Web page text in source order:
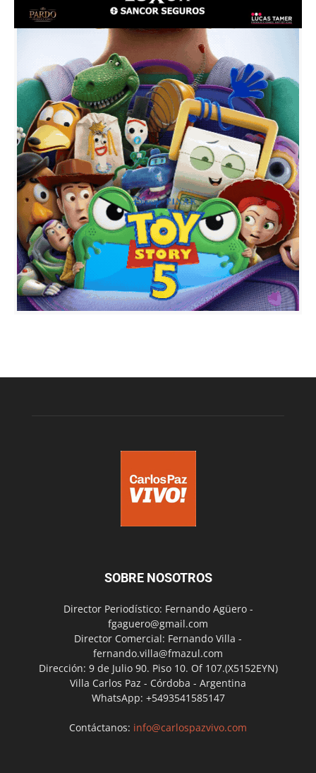
SOBRE NOSOTROS
Director Periodístico: Fernando Agüero -
fgaguero@gmail.com
Director Comercial: Fernando Villa -
fernando.villa@fmazul.com
Dirección: 9 de Julio 90. Piso 10. Of 107.(X5152EYN)
Villa Carlos Paz - Córdoba - Argentina
WhatsApp: +5493541585147
Contáctanos: info@carlospazvivo.com